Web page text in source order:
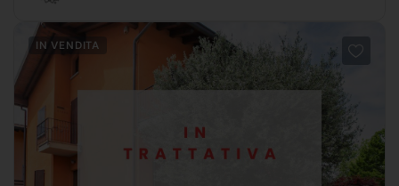
IN VENDITA